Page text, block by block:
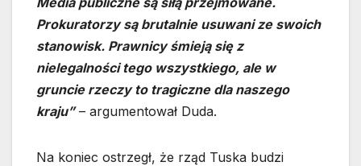
Prokuratorzy są brutalnie usuwani ze swoich
stanowisk. Prawnicy śmieją się z
nielegalności tego wszystkiego, ale w
gruncie rzeczy to tragiczne dla naszego
kraju”– argumentował Duda.
Na koniec ostrzegł, że rząd Tuska budzi